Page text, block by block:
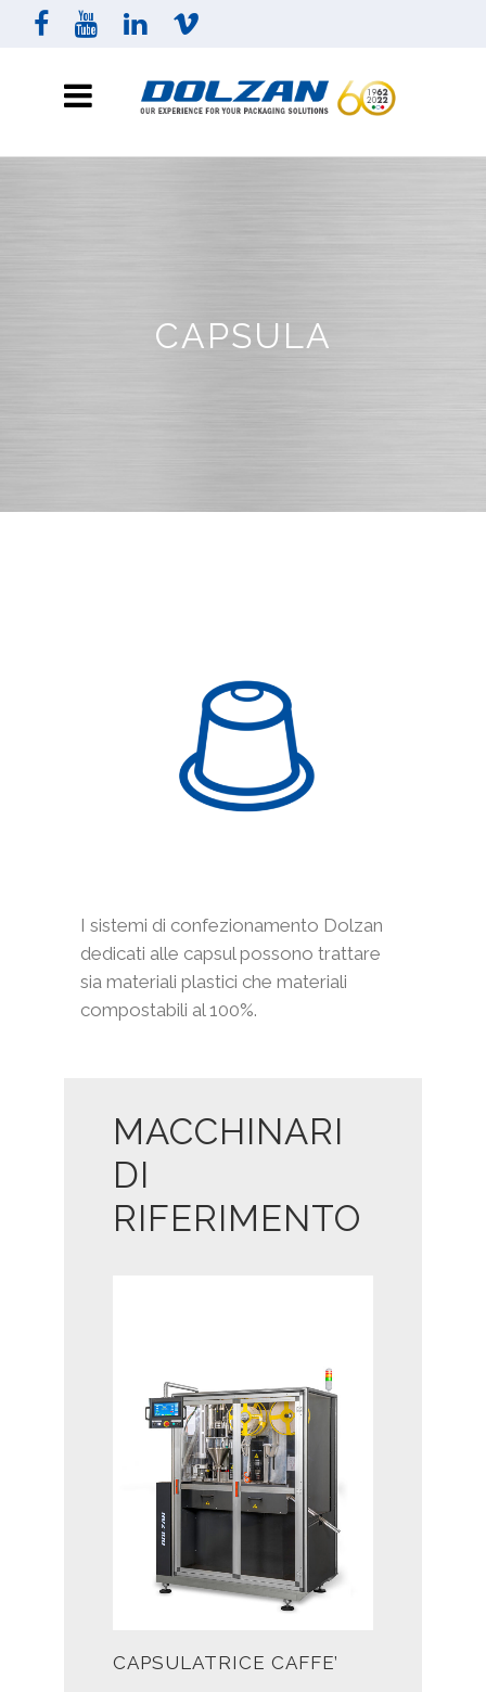
CAPSULA
I sistemi di confezionamento Dolzan
dedicati alle capsul possono trattare
sia materiali plastici che materiali
compostabili al 100%.
MACCHINARI
DI
RIFERIMENTO
CAPSULATRICE CAFFE’